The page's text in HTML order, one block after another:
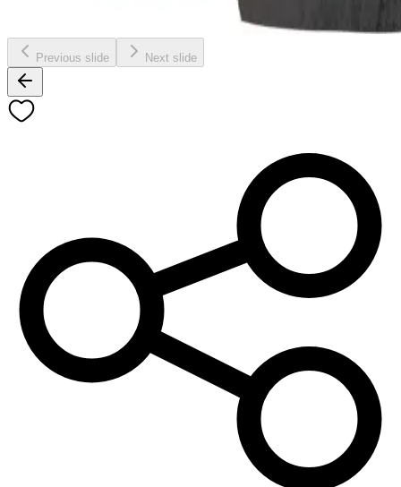
Previous slide Next slide